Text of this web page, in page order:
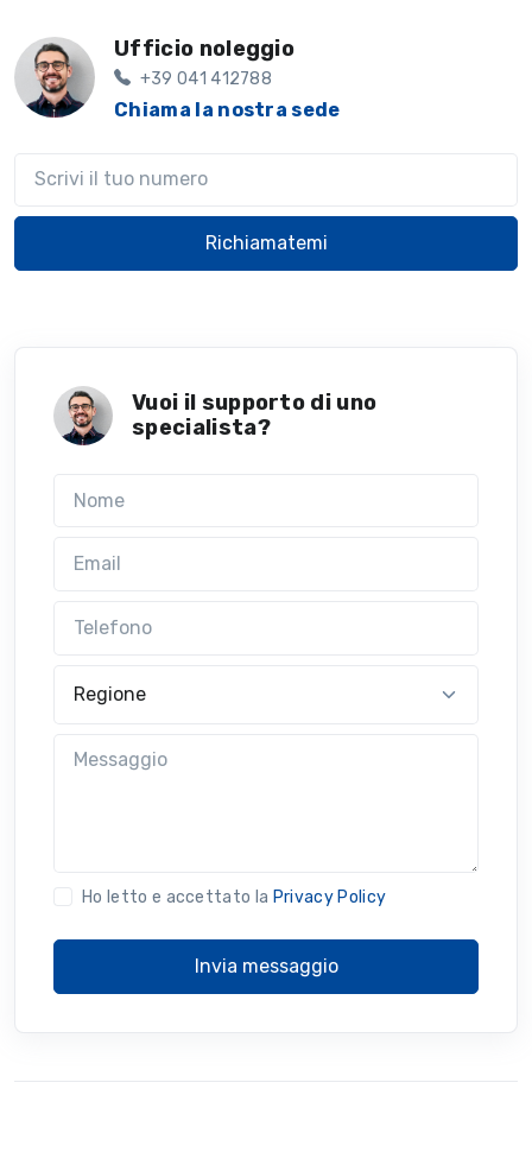
Ufficio noleggio
+39 041 412788
Chiama la nostra sede
Richiamatemi
Vuoi il supporto di uno
specialista?
Ho letto e accettato la Privacy Policy
Invia messaggio